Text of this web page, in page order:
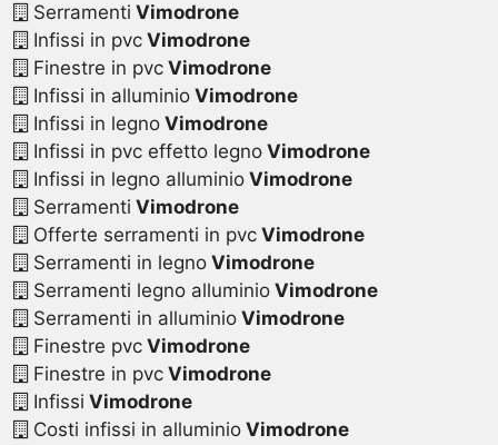
Serramenti Vimodrone
Infissi in pvcVimodrone
Finestre in pvcVimodrone
Infissi in alluminioVimodrone
Infissi in legnoVimodrone
Infissi in pvc effetto legnoVimodrone
Infissi in legno alluminioVimodrone
Serramenti Vimodrone
Offerte serramenti in pvcVimodrone
Serramenti in legnoVimodrone
Serramenti legno alluminioVimodrone
Serramenti in alluminioVimodrone
Finestre pvcVimodrone
Finestre in pvcVimodrone
Infissi Vimodrone
Costi infissi in alluminioVimodrone